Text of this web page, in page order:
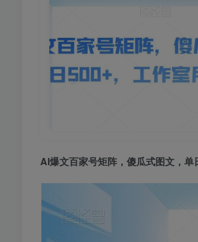
AI爆文百家号矩阵 ，傻瓜式图文，